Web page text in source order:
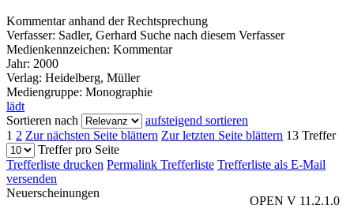
Kommentar anhand der Rechtsprechung
Verfasser: Sadler, Gerhard Suche nach diesem Verfasser
Medienkennzeichen: Kommentar
Jahr: 2000
Verlag: Heidelberg, Müller
Mediengruppe: Monographie
lädt
Sortieren nach
aufsteigend sortieren
1 2 Zur nächsten Seite blättern Zur letzten Seite blättern 13 Treffer
Treffer pro Seite
Trefferliste drucken Permalink Trefferliste Trefferliste als E-Mail
versenden
OPEN V 11.2.1.0
Neuerscheinungen